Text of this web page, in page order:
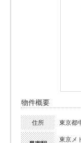
物件概要
住所 東京都
東京メ